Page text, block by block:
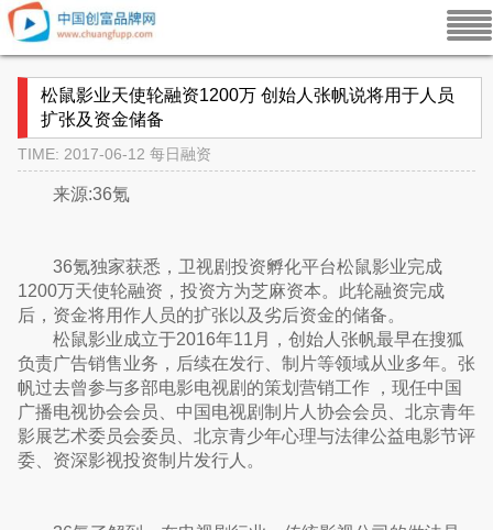
松鼠影业天使轮融资1200万 创始人张帆说将用于人员
扩张及资金储备
TIME: 2017-06-12 每日融资
来源:36氪
36氪独家获悉，卫视剧投资孵化平台松鼠影业完成
1200万天使轮融资，投资方为芝麻资本。此轮融资完成
后，资金将用作人员的扩张以及劣后资金的储备。
松鼠影业成立于2016年11月，创始人张帆最早在搜狐
负责广告销售业务，后续在发行、制片等领域从业多年。张
帆过去曾参与多部电影电视剧的策划营销工作 ，现任中国
广播电视协会会员、中国电视剧制片人协会会员、北京青年
影展艺术委员会委员、北京青少年心理与法律公益电影节评
委、资深影视投资制片发行人。